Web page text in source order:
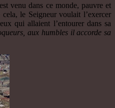
venu dans ce monde, pauvre et
le Seigneur voulait l’exercer
qui allaient l’entourer dans sa
aux humbles il accorde sa